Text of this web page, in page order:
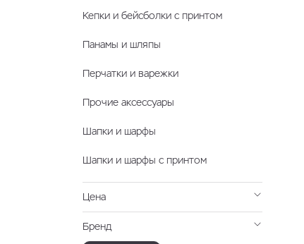
Кепки и бейсболки с принтом
Панамы и шляпы
Перчатки и варежки
Прочие аксессуары
Шапки и шарфы
Шапки и шарфы с принтом
Цена
Бренд